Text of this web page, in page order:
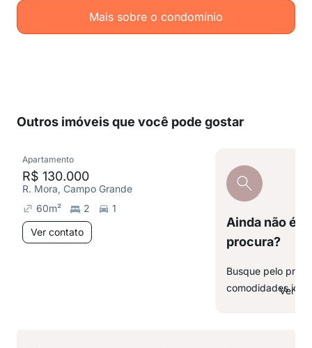
Mais sobre o condomínio
Outros imóveis que você pode gostar
Apartamento
R$ 130.000
R. Mora, Campo Grande
60m² 2
1
Ver contato
Ainda não é
procura?
Busque pelo
comodidadesVer